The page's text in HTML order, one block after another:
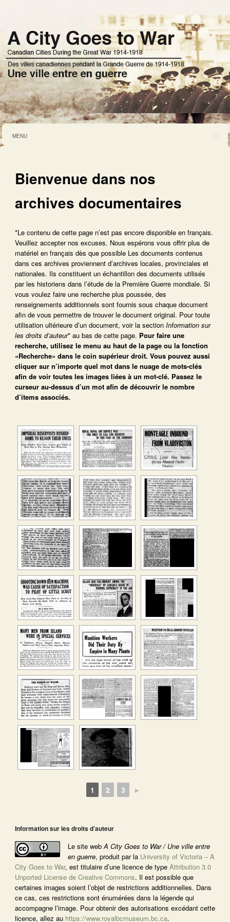
MENU
Bienvenue dans nos
archives documentaires
*Le contenu de cette page n’est pas encore disponible en français.
Veuillez accepter nos excuses. Nous espérons vous offrir plus de
matériel en français dès que possible Les documents contenus
dans ces archives proviennent d’archives locales, provinciales et
nationales. Ils constituent un échantillon des documents utilisés
par les historiens dans l’étude de la Première Guerre mondiale. Si
vous voulez faire une recherche plus poussée, des
renseignements additionnels sont fournis sous chaque document
afin de vous permettre de trouver le document original. Pour toute
utilisation ultérieure d’un document, voir la section Information sur
les droits d’auteur* au bas de cette page. Pour faire une
recherche, utilisez le menu au haut de la page ou la fonction
«Recherche» dans le coin supérieur droit. Vous pouvez aussi
cliquer sur n’importe quel mot dans le nuage de mots-clés
afin de voir toutes les images liées à un mot-clé. Passez le
curseur au-dessus d’un mot afin de découvrir le nombre
d’items associés.
1 2 3 ►
Information sur les droits d’auteur
Le site webA City Goes to War / Une ville entre
en guerre, produit par la University of Victoria – A
City Goes to War, est titulaire d’une licence de type Attribution 3.0
Unported License de Creative Commons. Il est possible que
certaines images soient l’objet de restrictions additionnelles. Dans
ce cas, ces restrictions sont énumérées dans la légende qui
accompagne l’image. Pour obtenir des autorisations excédant cette
licence, allez au https://www.royalbcmuseum.bc.ca.